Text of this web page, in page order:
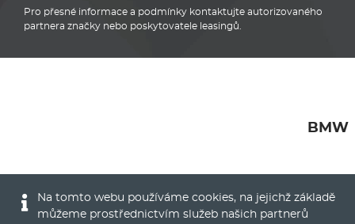
Pro přesné informace a podmínky kontaktujte autorizovaného
partnera značky nebo poskytovatele leasingů.
© 2016 - 2022Global Vision a.s.|Nastavení cookies
Na tomto webu používáme cookies, na jejichž základě
můžeme prostřednictvím služeb našich partnerů